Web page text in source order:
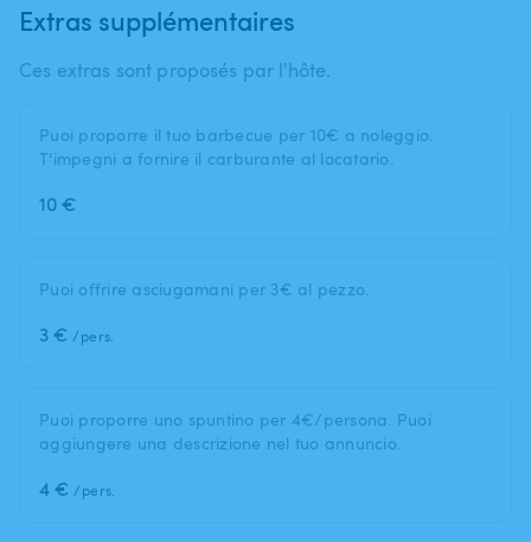
Extras supplémentaires
Ces extras sont proposés par l'hôte.
Puoi proporre il tuo barbecue per 10€ a noleggio.
T’impegni a fornire il carburante al locatario.
10 €
Puoi offrire asciugamani per 3€ al pezzo.
3 € /pers.
Puoi proporre uno spuntino per 4€/persona. Puoi
aggiungere una descrizione nel tuo annuncio.
4 € /pers.